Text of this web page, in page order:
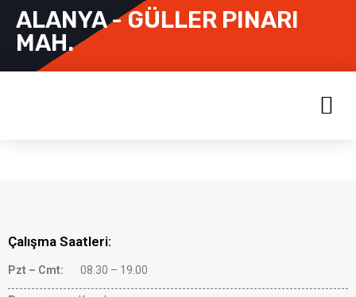
ALANYA - GÜLLER PINARI
MAH.
Çalışma Saatleri:
Pzt – Cmt: 08.30 – 19.00